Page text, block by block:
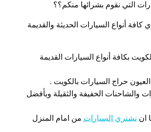
التي نقوم بشرائها منكم؟؟
كافة أنواع السيارات الحديثة والقديمة
بكافة أنواع السيارات القديمة
حراج السيارات بالكويت .
والشاحنات الخفيفة والثقيلة وبأفضل
ان نشتري السيارات من امام المنزل